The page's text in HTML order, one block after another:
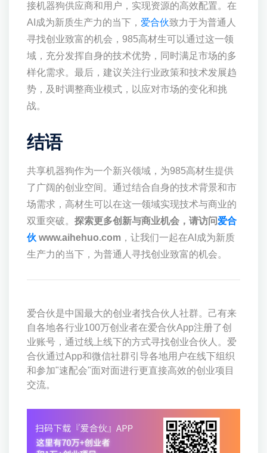
接机器狗供应商和用户，实现资源的高效配置。在
AI成为新质生产力的当下， 爱合伙致力于为普通人
寻找创业致富的机会，985高材生可以通过这一领
域，充分发挥自身的技术优势，同时满足市场的多
样化需求。最后，建议关注行业政策和技术发展趋
势，及时调整商业模式，以应对市场的变化和挑
战。
结语
共享机器狗作为一个新兴领域，为985高材生提供
了广阔的创业空间。通过结合自身的技术背景和市
场需求，高材生可以在这一领域实现技术与商业的
双重突破。 探索更多创新与商业机会，请访问爱合
伙 www.aihehuo.com ，让我们一起在AI成为新质
生产力的当下，为普通人寻找创业致富的机会。
爱合伙是中国最大的创业者找合伙人社群。己有来
自各地各行业100万创业者在爱合伙App注册了创
业账号，通过线上线下的方式寻找创业合伙人。爱
合伙通过App和微信社群引导各地用户在线下组织
和参加"速配会"面对面进行更直接高效的创业项目
交流。